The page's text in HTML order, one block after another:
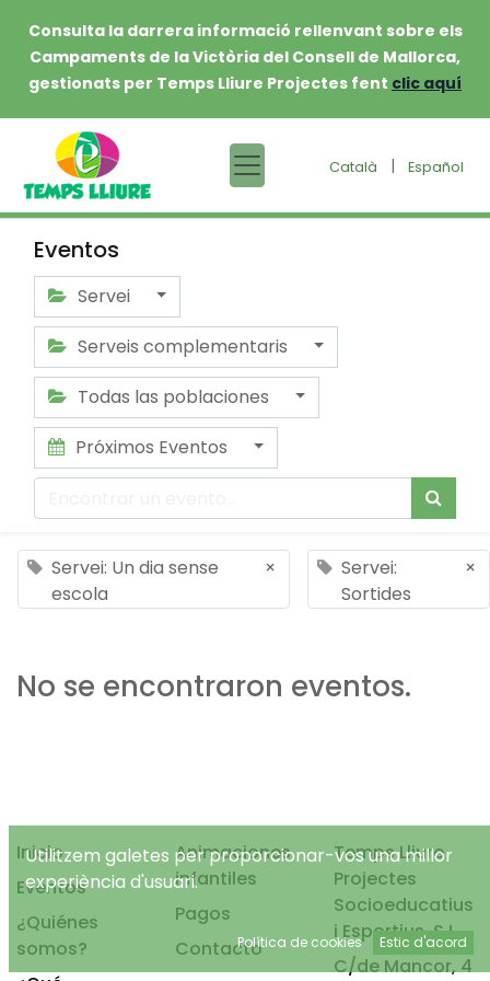
Consulta la darrera informació rellenvant sobre els
Campaments de la Victòria del Consell de Mallorca,
gestionats per Temps Lliure Projectes fent clic aquí
Català | Español
Eventos
Servei
Serveis complementaris
Todas las poblaciones
Próximos Eventos
Servei: Un dia sense
escola
×
Servei:
Sortides
×
No se encontraron eventos.
Inicio
Eventos
¿Quiénes
somos?
Animaciones
infantiles
Pagos
Contacto
Temps Lliure
Projectes
Socioeducatius
i Esportius, S.L.
C/de Mancor, 4
Utilitzem galetes per proporcionar-vos una millor
experiència d'usuari.
Política de cookies Estic d'acord